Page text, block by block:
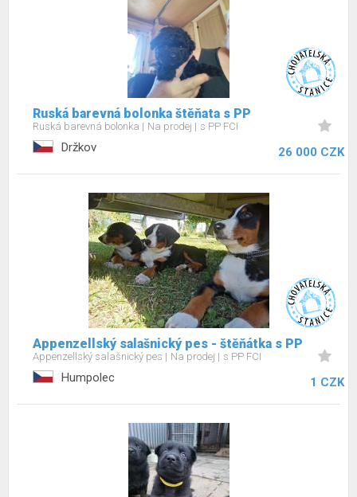
Ruská barevná bolonka štěňata s PP
Ruská barevná bolonka Na prodej s PP FCI
Držkov 26 000 CZK
Appenzellský salašnický pes - štěňátka s PP
Appenzellský salašnický pes Na prodej s PP FCI
Humpolec 1 CZK